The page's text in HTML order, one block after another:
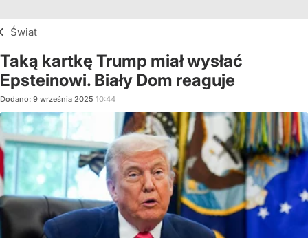
Świat
Taką kartkę Trump miał wysłać
Epsteinowi. Biały Dom reaguje
Dodano: 9 września 2025 10:44